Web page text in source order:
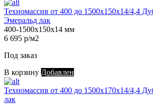
Техномассив от 400 до 1500х150х14/4,4
Эмеральд лак
400-1500х150х14 мм
6 695 р/м2
Под заказ
В корзину Добавлен
Техномассив от 400 до 1500х170х14/4,4
лак